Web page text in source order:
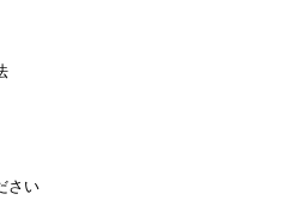
さい